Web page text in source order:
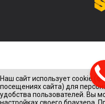
Наш сайт использует cookie
посещениях сайта) для
удобства пользователей. Вы